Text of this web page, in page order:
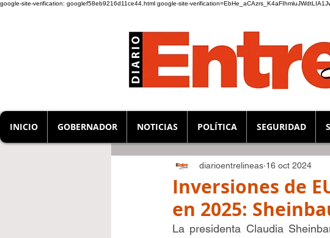
google-site-verification: googlef58eb9216d11ce44.html google-site-
INICIO GOBERNADOR NOTICIAS POLÍTICA SEGURIDAD
Inversiones de
en 2025:
diarioentrelineas 16 oct 2024
La presidenta Claudia